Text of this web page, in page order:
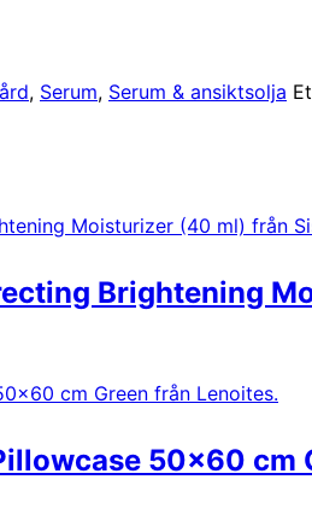
, Serum, Serum & ansiktsolja
Brightening
50×60 cm